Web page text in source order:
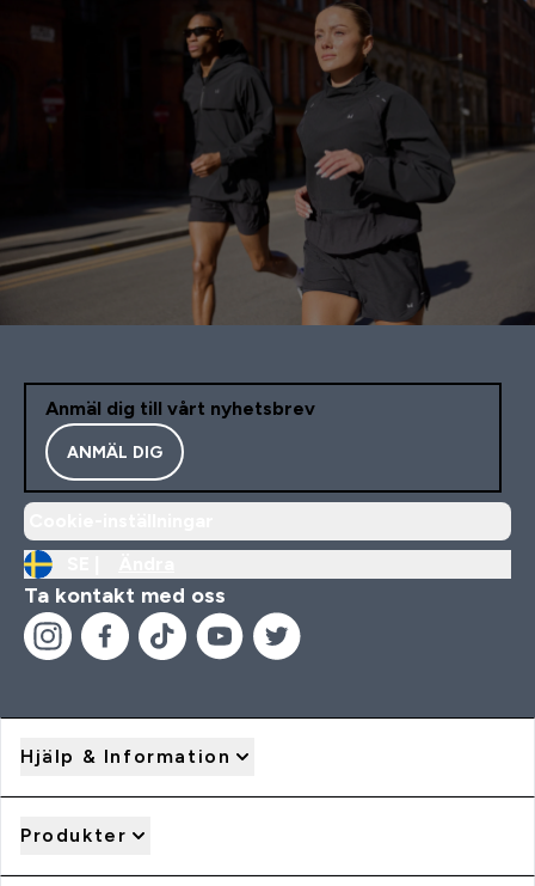
Anmäl dig till vårt nyhetsbrev
ANMÄL DIG
Ta kontakt med oss
Hjälp & Information
Produkter